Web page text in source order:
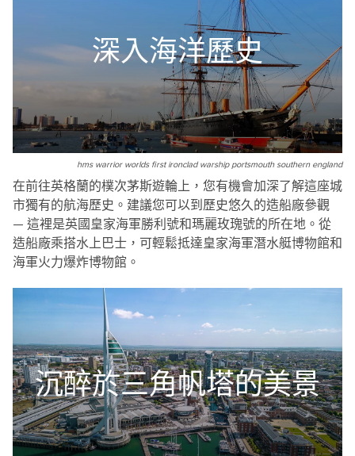
深入海洋歷史
hms warrior worlds first ironclad warship portsmouth southern england
在前往英格蘭的樸次茅斯遊輪上，您有機會加深了解這座城
市獨有的航海歷史。建議您可以到歷史悠久的造船廠參觀
— 這裡是英國皇家海軍勝利號和瑪麗玫瑰號的所在地。從
造船廠乘搭水上巴士，可輕鬆抵達皇家海軍潛水艇博物館和
海軍火力爆炸博物館。
沉醉於三角帆塔的美景